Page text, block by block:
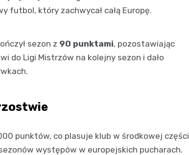
futbol, który zachwycał całą Europę.
sezon z 90 punktami, pozostawiając
do Ligi Mistrzów na kolejny sezon i dało
punktów, co plasuje klub w środkowej części
występów w europejskich pucharach.